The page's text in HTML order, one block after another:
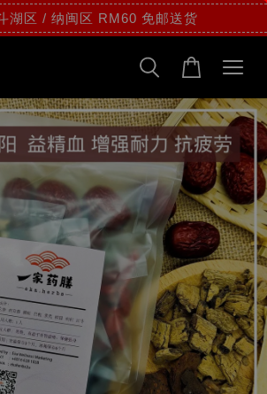
湖区 / 纳闽区 RM60 免邮送货